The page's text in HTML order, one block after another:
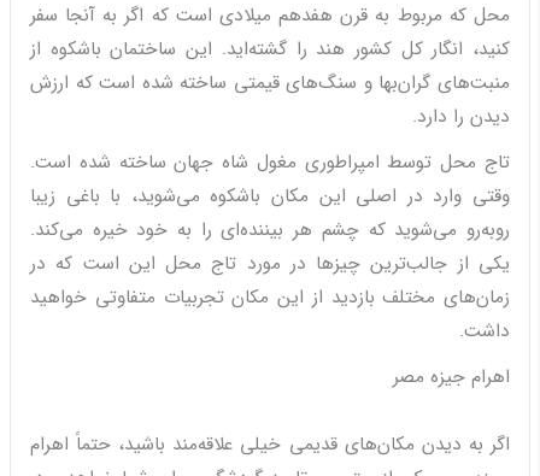
محل که مربوط به قرن هفدهم میلادی است که اگر به آنجا سفر
کنید، انگار کل کشور هند را گشته‌اید. این ساختمان باشکوه از
منبت‌های گران‌بها و سنگ‌های قیمتی ساخته شده است که ارزش
دیدن را دارد.
تاج محل توسط امپراطوری مغول شاه جهان ساخته شده است.
وقتی وارد در اصلی این مکان باشکوه می‌شوید، با باغی زیبا
روبه‌رو می‌شوید که چشم هر بیننده‌ای را به خود خیره می‌کند.
یکی از جالب‌ترین چیزها در مورد تاج محل این است که در
زمان‌های مختلف بازدید از این مکان تجربیات متفاوتی خواهید
داشت.
اهرام جیزه مصر
اگر به دیدن مکان‌های قدیمی خیلی علاقه‌مند باشید، حتماً اهرام